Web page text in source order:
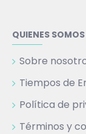
QUIENES SOMOS
Sobre
Tiempos de
Política de
Términos y